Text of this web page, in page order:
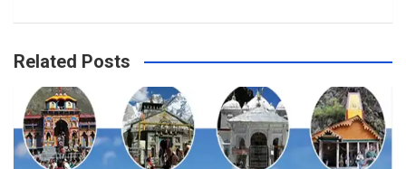
Related Posts